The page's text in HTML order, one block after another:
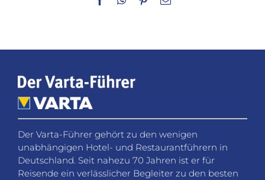
Der Varta-Führer gehört zu den wenigen
unabhängigen Hotel- und Restaurantführern in
Deutschland. Seit nahezu 70 Jahren ist er für
Reisende ein verlässlicher Begleiter zu den besten